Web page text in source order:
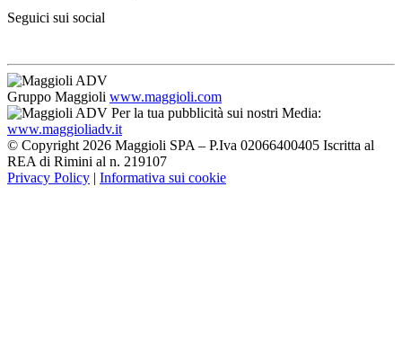
Seguici sui social
Gruppo Maggioli www.maggioli.com
Per la tua pubblicità sui nostri Media:
www.maggioliadv.it
© Copyright 2026 Maggioli SPA – P.Iva 02066400405 Iscritta al
REA di Rimini al n. 219107
Privacy Policy | Informativa sui cookie